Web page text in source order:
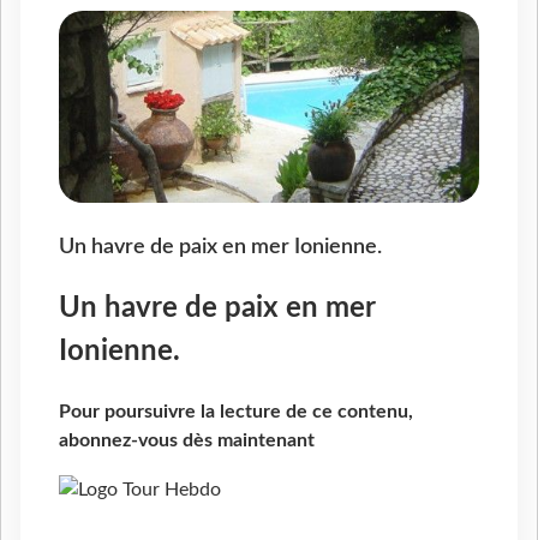
Un havre de paix en mer Ionienne.
Un havre de paix en mer
Ionienne.
Pour poursuivre la lecture de ce contenu,
abonnez-vous dès maintenant